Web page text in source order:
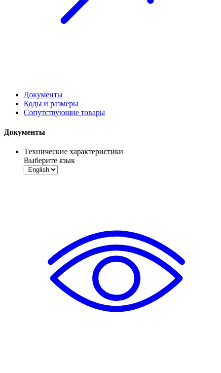
Документы
Коды и размеры
Сопутствующие товары
Документы
Tехнические характеристики
Выберите язык